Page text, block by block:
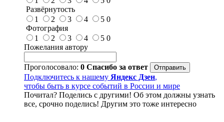
Развёрнутость
1
2 3 4 5 0
Фотография
1
2 3 4 5 0
Пожелания автору
Проголосовало: 0 Спасибо за ответ
Подключитесь к нашему Яндекс Дзен,
чтобы быть в курсе событий в России и мире
Почитал? Поделись с другими! Об этом должны узнать
все, срочно поделись! Другим это тоже интересно